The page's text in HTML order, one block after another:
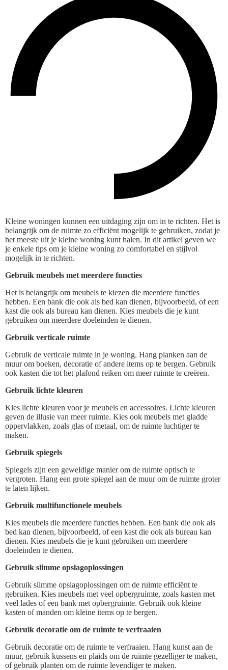
Kleine woningen kunnen een uitdaging zijn om in te richten. Het is
belangrijk om de ruimte zo efficiënt mogelijk te gebruiken, zodat je
het meeste uit je kleine woning kunt halen. In dit artikel geven we
je enkele tips om je kleine woning zo comfortabel en stijlvol
mogelijk in te richten.
Gebruik meubels met meerdere functies
Het is belangrijk om meubels te kiezen die meerdere functies
hebben. Een bank die ook als bed kan dienen, bijvoorbeeld, of een
kast die ook als bureau kan dienen. Kies meubels die je kunt
gebruiken om meerdere doeleinden te dienen.
Gebruik verticale ruimte
Gebruik de verticale ruimte in je woning. Hang planken aan de
muur om boeken, decoratie of andere items op te bergen. Gebruik
ook kasten die tot het plafond reiken om meer ruimte te creëren.
Gebruik lichte kleuren
Kies lichte kleuren voor je meubels en accessoires. Lichte kleuren
geven de illusie van meer ruimte. Kies ook meubels met gladde
oppervlakken, zoals glas of metaal, om de ruimte luchtiger te
maken.
Gebruik spiegels
Spiegels zijn een geweldige manier om de ruimte optisch te
vergroten. Hang een grote spiegel aan de muur om de ruimte groter
te laten lijken.
Gebruik multifunctionele meubels
Kies meubels die meerdere functies hebben. Een bank die ook als
bed kan dienen, bijvoorbeeld, of een kast die ook als bureau kan
dienen. Kies meubels die je kunt gebruiken om meerdere
doeleinden te dienen.
Gebruik slimme opslagoplossingen
Gebruik slimme opslagoplossingen om de ruimte efficiënt te
gebruiken. Kies meubels met veel opbergruimte, zoals kasten met
veel lades of een bank met opbergruimte. Gebruik ook kleine
kasten of manden om kleine items op te bergen.
Gebruik decoratie om de ruimte te verfraaien
Gebruik decoratie om de ruimte te verfraaien. Hang kunst aan de
muur, gebruik kussens en plaids om de ruimte gezelliger te maken,
of gebruik planten om de ruimte levendiger te maken.